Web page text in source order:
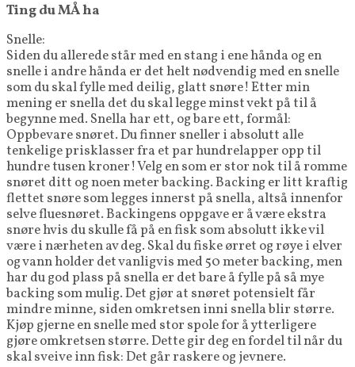
Ting du MÅ ha
Snelle:
Siden du allerede står med en stang i ene hånda og en
snelle i andre hånda er det helt nødvendig med en snelle
som du skal fylle med deilig, glatt snøre! Etter min
mening er snella det du skal legge minst vekt på til å
begynne med. Snella har ett, og bare ett, formål:
Oppbevare snøret. Du finner sneller i absolutt alle
tenkelige prisklasser fra et par hundrelapper opp til
hundre tusen kroner! Velg en som er stor nok til å romme
snøret ditt og noen meter backing. Backing er litt kraftig
flettet snøre som legges innerst på snella, altså innenfor
selve fluesnøret. Backingens oppgave er å være ekstra
snøre hvis du skulle få på en fisk som absolutt ikke vil
være i nærheten av deg. Skal du fiske ørret og røye i elver
og vann holder det vanligvis med 50 meter backing, men
har du god plass på snella er det bare å fylle på så mye
backing som mulig. Det gjør at snøret potensielt får
mindre minne, siden omkretsen inni snella blir større.
Kjøp gjerne en snelle med stor spole for å ytterligere
gjøre omkretsen større. Dette gir deg en fordel til når du
skal sveive inn fisk: Det går raskere og jevnere.